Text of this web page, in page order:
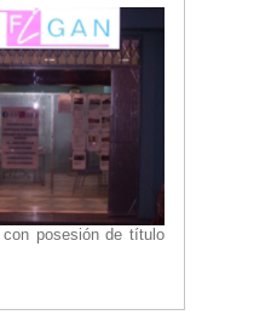
posesión de título